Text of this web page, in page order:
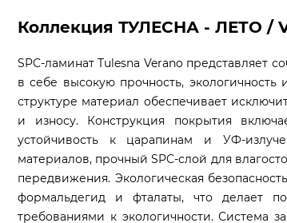
Коллекция ТУЛЕСНА - ЛЕТО /
SPC-ламинат Tulesna Verano
в себе высокую прочность, экологичность
структуре материал обеспечивает
и износу. Конструкция покрытия
устойчивость к царапинам и УФ-
материалов, прочный SPC-слой для
передвижения. Экологическая
формальдегид и фталаты, что делает
требованиями к экологичности. Система